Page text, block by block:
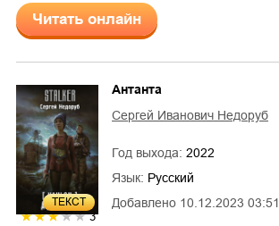
Читать онлайн
ТЕКСТ
3
Добавлено 10.12.2023 03:51
Антанта
Сергей Иванович Недоруб
Год выхода: 2022
Язык: Русский